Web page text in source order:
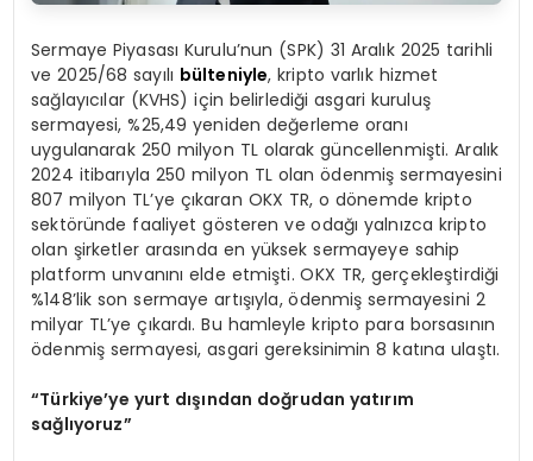
Sermaye Piyasası Kurulu’nun (SPK) 31 Aralık 2025 tarihli
ve 2025/68 sayılı bülteniyle, kripto varlık hizmet
sağlayıcılar (KVHS) için belirlediği asgari kuruluş
sermayesi, %25,49 yeniden değerleme oranı
uygulanarak 250 milyon TL olarak güncellenmişti. Aralık
2024 itibarıyla 250 milyon TL olan ödenmiş sermayesini
807 milyon TL’ye çıkaran OKX TR, o dönemde kripto
sektöründe faaliyet gösteren ve odağı yalnızca kripto
olan şirketler arasında en yüksek sermayeye sahip
platform unvanını elde etmişti. OKX TR, gerçekleştirdiği
%148’lik son sermaye artışıyla, ödenmiş sermayesini 2
milyar TL’ye çıkardı. Bu hamleyle kripto para borsasının
ödenmiş sermayesi, asgari gereksinimin 8 katına ulaştı.
“Türkiye’ye yurt dışından doğrudan yatırım
sağlıyoruz”